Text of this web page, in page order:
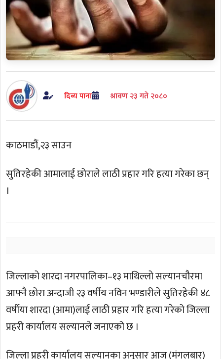
दिब्य पाना श्रावण २३ गते २०८०
काठमाडौं,२३ साउन
सुतिरहेकी आमालाई छोराले लाठी प्रहार गरि हत्या गरेका छन्
।
जिल्लाको शारदा नगरपालिका–१३ माथिल्लो सल्यानचौरमा
आफ्नै छोरा अन्दाजी २३ वर्षीय नविन भण्डारीले सुतिरहेकी ४८
वर्षीया शारदा (आमा)लाई लाठी प्रहार गरि हत्या गरेको जिल्ला
प्रहरी कार्यालय सल्यानले जनाएको छ ।